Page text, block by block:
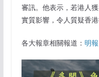
審訊。他表示，若港人
實質影響，令人質疑香
各大報章相關報道： 明報